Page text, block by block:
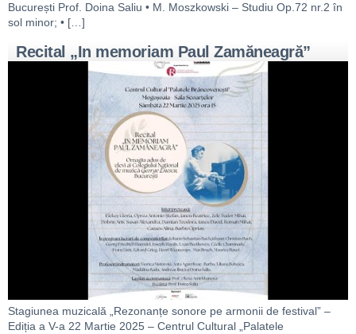
București Prof. Doina Saliu • M. Moszkowski – Studiu Op.72 nr.2 în
sol minor; • […]
Recital „In memoriam Paul Zamăneagră”
Stagiunea muzicală „Rezonanțe sonore pe armonii de festival” –
Ediția a V-a 22 Martie 2025 – Centrul Cultural „Palatele